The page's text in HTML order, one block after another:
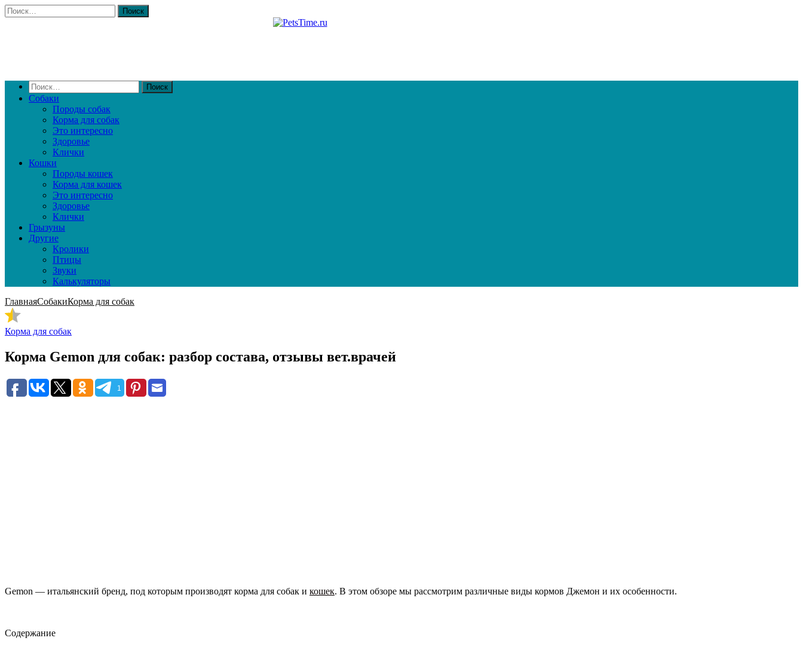
Собаки
Породы собак
Корма для собак
Это интересно
Здоровье
Клички
Кошки
Породы кошек
Корма для кошек
Это интересно
Здоровье
Клички
Грызуны
Другие
Кролики
Птицы
Звуки
Калькуляторы
ГлавнаяСобакиКорма для собак
Корма для собак
Корма Gemon для собак: разбор состава, отзывы вет.врачей
1
Gemon — итальянский бренд, под которым производят корма для собак и кошек. В этом обзоре мы рассмотрим различные виды кормов Джемон и их особенности.
Содержание